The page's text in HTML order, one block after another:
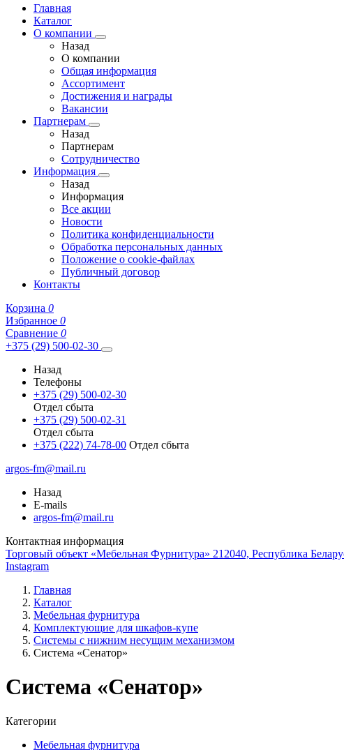
Главная
Каталог
О компании
Назад
О компании
Общая информация
Ассортимент
Достижения и награды
Вакансии
Партнерам
Назад
Партнерам
Сотрудничество
Информация
Назад
Информация
Все акции
Новости
Политика конфиденциальности
Обработка персональных данных
Положение о cookie-файлах
Публичный договор
Контакты
Корзина 0
Избранное 0
Сравнение 0
+375 (29) 500-02-30
Назад
Телефоны
+375 (29) 500-02-30
Отдел сбыта
+375 (29) 500-02-31
Отдел сбыта
+375 (222) 74-78-00 Отдел сбыта
argos-fm@mail.ru
Назад
E-mails
argos-fm@mail.ru
Контактная информация
Торговый объект «Мебельная Фурнитура» 212040, Республика
Instagram
Главная
Каталог
Мебельная фурнитура
Комплектующие для шкафов-купе
Системы с нижним несущим механизмом
Система «Сенатор»
Система «Сенатор»
Категории
Мебельная фурнитура